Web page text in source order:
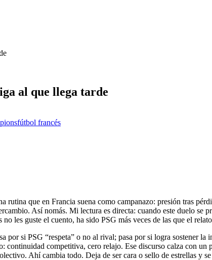
al que llega tarde
fútbol francés
rutina que en Francia suena como campanazo: presión tras
Así nomás. Mi lectura es directa: cuando este duelo se
les guste el cuento, ha sido PSG más veces de las que el
por si PSG “respeta” o no al rival; pasa por si logra sostener
continuidad competitiva, cero relajo. Ese discurso calza con
Ahí cambia todo. Deja de ser cara o sello de estrellas y